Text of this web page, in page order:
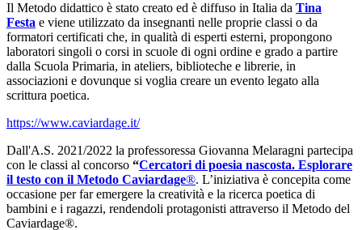
Il Metodo didattico è stato creato ed è diffuso in Italia da Tina
Festa e viene utilizzato da insegnanti nelle proprie classi o da
formatori certificati che, in qualità di esperti esterni, propongono
laboratori singoli o corsi in scuole di ogni ordine e grado a partire
dalla Scuola Primaria, in ateliers, biblioteche e librerie, in
associazioni e dovunque si voglia creare un evento legato alla
scrittura poetica.
https://www.caviardage.it/
Dall'A.S. 2021/2022 la professoressa Giovanna Melaragni partecipa
con le classi al concorso “Cercatori di poesia nascosta. Esplorare
il testo con il Metodo Caviardage®. L’iniziativa è concepita come
occasione per far emergere la creatività e la ricerca poetica di
bambini e i ragazzi, rendendoli protagonisti attraverso il Metodo del
Caviardage®.